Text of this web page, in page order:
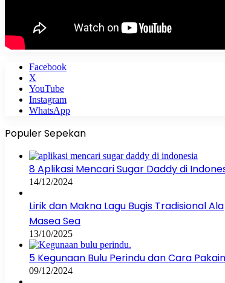
Facebook
X
YouTube
Instagram
WhatsApp
Populer Sepekan
8 Aplikasi Mencari Sugar Daddy di
14/12/2024
Lirik dan Makna Lagu Bugis Tradisional Ala
Masea Sea
13/10/2025
5 Kegunaan Bulu Perindu dan Cara
09/12/2024